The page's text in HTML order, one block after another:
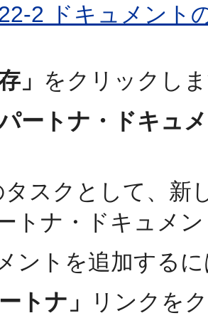
22-2 ドキュメント
」 をクリックし
ートナ・ドキュ
タスクとして、新
トナ・ドキュメ
ントを追加する
トナ」
リンクを